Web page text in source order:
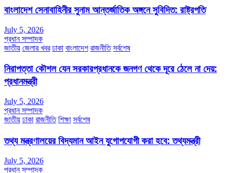
বাংলাদেশ সেনাবাহিনীর সুনাম আন্তর্জাতিক অঙ্গনে সুবিদিত: রাষ্ট্রপতি
July 5, 2026
প্রধান সম্পাদক
জাতীয় জেলার খবর ঢাকা বাংলাদেশ রাজনীতি সর্বশেষ
নিরাপত্তা কৌশল যেন সরকারপ্রধানকে জনগণ থেকে দূরে ঠেলে না দেয়:
প্রধানমন্ত্রী
July 5, 2026
প্রধান সম্পাদক
জাতীয় ঢাকা রাজনীতি শিক্ষা সর্বশেষ
তথ্য মন্ত্রণালয়ের বিদ্যমান আইন যুগোপযোগী করা হবে: তথ্যমন্ত্রী
July 5, 2026
প্রধান সম্পাদক